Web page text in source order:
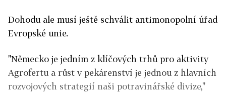
Dohodu ale musí ještě schválit antimonopolní úřad
Evropské unie.
"Německo je jedním z klíčových trhů pro aktivity
Agrofertu a růst v pekárenství je jednou z hlavních
rozvojových strategií naši potravinářské divize,"